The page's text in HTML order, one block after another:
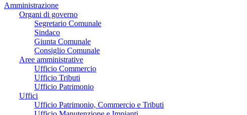
Amministrazione
Organi di governo
Segretario Comunale
Sindaco
Giunta Comunale
Consiglio Comunale
Aree amministrative
Ufficio Commercio
Ufficio Tributi
Ufficio Patrimonio
Uffici
Ufficio Patrimonio, Commercio e Tributi